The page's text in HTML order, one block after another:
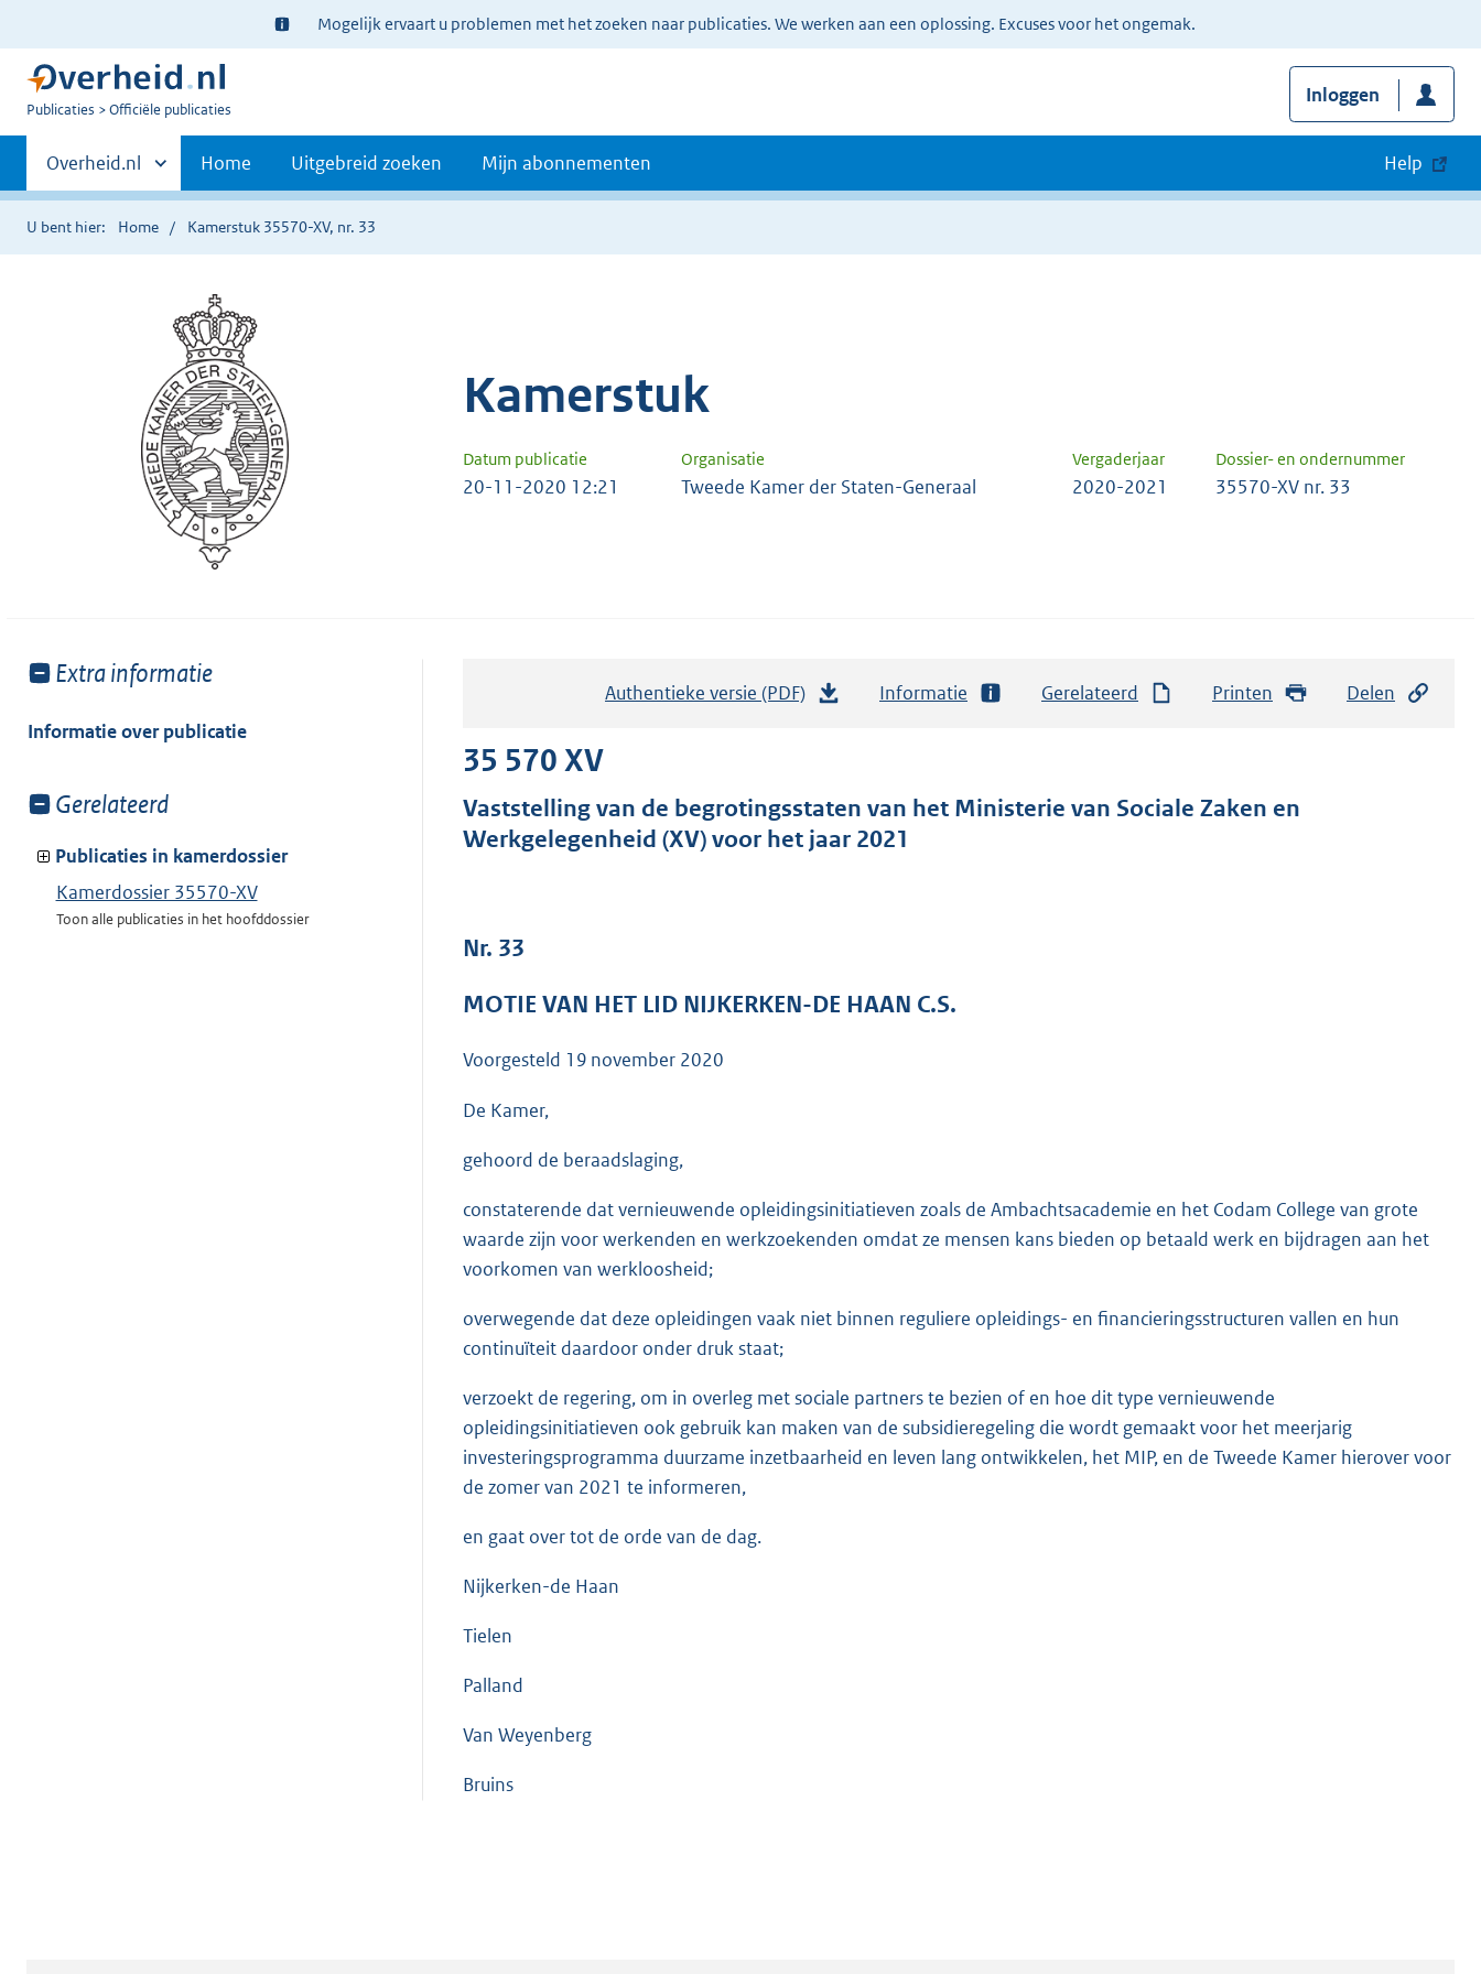
Ter
informatie:
Mogelijk ervaart u problemen met het zoeken naar publicaties. We werken aan een oplossing. Excuses voor het ongemak.
U
Publicaties Officiële publicaties
Inloggen
Primaire
navigatie
Andere
sites
binnen
Overheid.nl Home Uitgebreid zoeken Mijn abonnementen Help
U bent hier: Home Kamerstuk 35570-XV, nr. 33
Kamerstuk
Datum publicatie Organisatie Vergaderjaar Dossier- en ondernummer
20-11-2020 12:21 Tweede Kamer der Staten-Generaal 2020-2021 35570-XV nr. 33
Toon
van:
Extra informatie
Informatie over publicatie
Toon
van:
Gerelateerd
Publicaties in kamerdossier
Kamerdossier 35570-XV
Toon alle publicaties in het hoofddossier
Authentieke versie (PDF)
a
n
o
o
K
Informatie Gerelateerd Printen Delen
35 570 XV
Vaststelling van de begrotingsstaten van het Ministerie van Sociale Zaken en
Werkgelegenheid (XV) voor het jaar 2021
Nr. 33
MOTIE VAN HET LID NIJKERKEN-DE HAAN C.S.
Voorgesteld 19 november 2020
De Kamer,
gehoord de beraadslaging,
constaterende dat vernieuwende opleidingsinitiatieven zoals de Ambachtsacademie en het Codam College van grote
waarde zijn voor werkenden en werkzoekenden omdat ze mensen kans bieden op betaald werk en bijdragen aan het
voorkomen van werkloosheid;
overwegende dat deze opleidingen vaak niet binnen reguliere opleidings- en financieringsstructuren vallen en hun
continuïteit daardoor onder druk staat;
verzoekt de regering, om in overleg met sociale partners te bezien of en hoe dit type vernieuwende
opleidingsinitiatieven ook gebruik kan maken van de subsidieregeling die wordt gemaakt voor het meerjarig
investeringsprogramma duurzame inzetbaarheid en leven lang ontwikkelen, het MIP, en de Tweede Kamer hierover voor
de zomer van 2021 te informeren,
en gaat over tot de orde van de dag.
Nijkerken-de Haan
Tielen
Palland
Van Weyenberg
Bruins